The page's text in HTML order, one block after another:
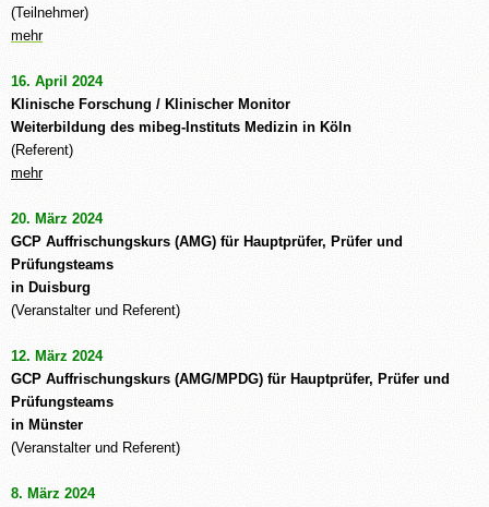
(Teilnehmer)
mehr
16. April 2024
Klinische Forschung / Klinischer Monitor
Weiterbildung des mibeg-Instituts Medizin in Köln
(Referent)
mehr
20. März 2024
GCP Auffrischungskurs (AMG) für Hauptprüfer, Prüfer und
Prüfungsteams
in Duisburg
(Veranstalter und Referent)
12. März 2024
GCP Auffrischungskurs (AMG/MPDG) für Hauptprüfer, Prüfer und
Prüfungsteams
in Münster
(Veranstalter und Referent)
8. März 2024